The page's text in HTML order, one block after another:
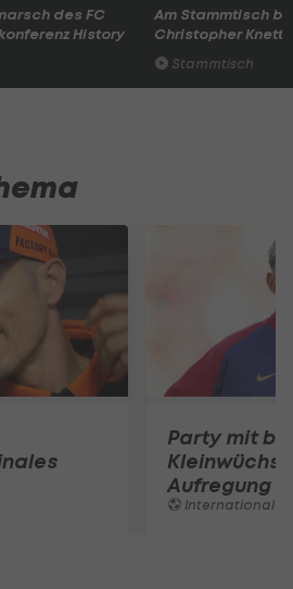
des FC
History
Am Stammtisch
Christopher Knett
Stammtisch
Party mit
Aufregung
International